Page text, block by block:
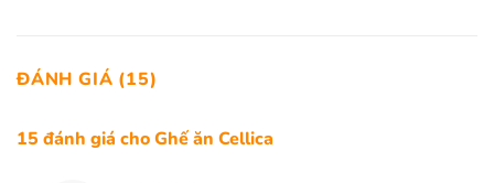
ĐÁNH GIÁ (15)
15 đánh giá choGhế ăn Cellica